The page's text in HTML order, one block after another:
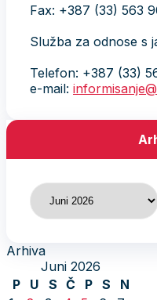
Fax: +387 (33) 563
Služba za odnose s
Telefon: +387 (33)
e-mail:
Arhiva
Arhiva
Juni 2026
P
U S Č P S
N